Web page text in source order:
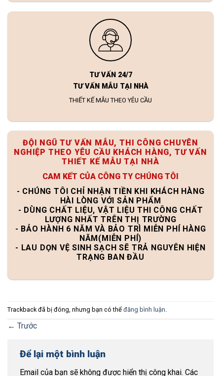
TƯ VẤN 24/7
TƯ VẤN MẪU TẠI NHÀ
THIẾT KẾ MẪU THEO YÊU CẦU
ĐỘI NGŨ TƯ VẤN MẪU, THI CÔNG CHUYÊN
NGHIỆP THEO YÊU CẦU KHÁCH HÀNG, TƯ VẤN
THIẾT KẾ MẪU TẠI NHÀ
CAM KẾT CỦA CÔNG TY CHÚNG TÔI
- CHÚNG TÔI CHỈ NHẬN TIỀN KHI KHÁCH HÀNG
HÀI LÒNG VỚI SẢN PHẨM
- DÙNG CHẤT LIỆU, VẬT LIỆU THI CÔNG CHẤT
LƯỢNG NHẤT TRÊN THỊ TRƯỜNG
- BẢO HÀNH 6 NĂM VÀ BẢO TRÌ MIỄN PHÍ HÀNG
NĂM(MIỄN PHÍ)
- LAU DỌN VỆ SINH SẠCH SẼ TRẢ NGUYÊN HIỆN
TRẠNG BAN ĐẦU
Trackback đã bị đóng, nhưng bạn có thể đăng bình luận.
← Trước
Để lại một bình luận
Email của bạn sẽ không được hiển thị công khai. Các